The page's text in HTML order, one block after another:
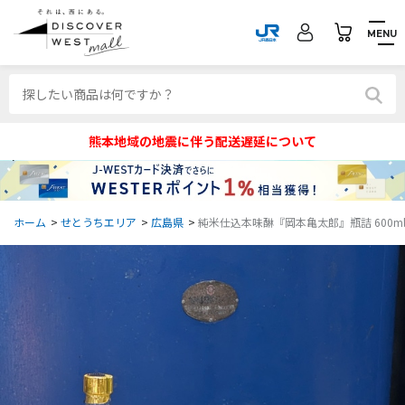
MENU
熊本地域の地震に伴う配送遅延について
ホーム > せとうちエリア > 広島県 > 純米仕込本味醂『岡本亀太郎』瓶詰 600ml